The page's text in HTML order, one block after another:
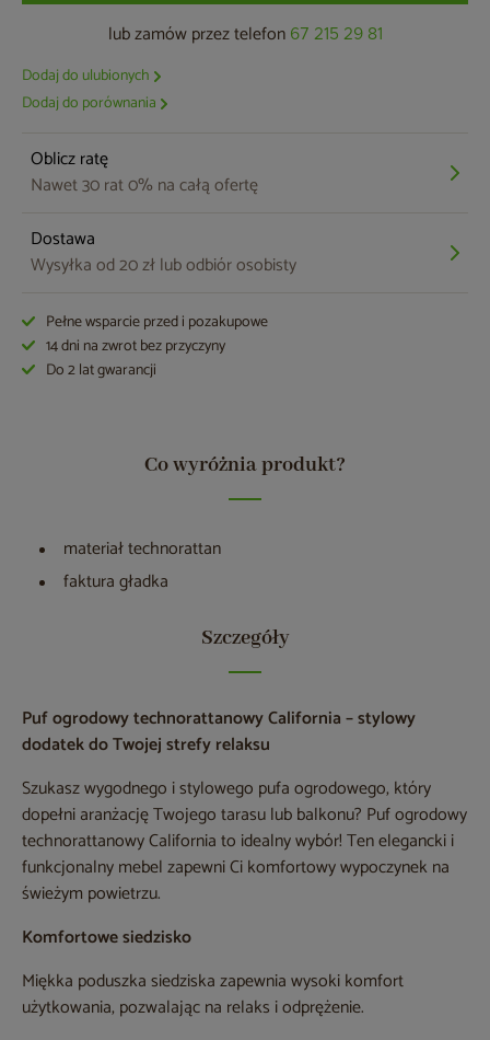
lub zamów przez telefon 67 215 29 81
Dodaj do ulubionych
Dodaj do porównania
Oblicz ratę
Nawet 30 rat 0% na całą ofertę
Dostawa
Wysyłka od 20 zł lub odbiór osobisty
Pełne wsparcie przed i pozakupowe
14 dni na zwrot bez przyczyny
Do 2 lat gwarancji
Co wyróżnia produkt?
materiał technorattan
faktura gładka
Szczegóły
Puf ogrodowy technorattanowy California – stylowy
dodatek do Twojej strefy relaksu
Szukasz wygodnego i stylowego pufa ogrodowego, który
dopełni aranżację Twojego tarasu lub balkonu? Puf ogrodowy
technorattanowy California to idealny wybór! Ten elegancki i
funkcjonalny mebel zapewni Ci komfortowy wypoczynek na
świeżym powietrzu.
Komfortowe siedzisko
Miękka poduszka siedziska zapewnia wysoki komfort
użytkowania, pozwalając na relaks i odprężenie.